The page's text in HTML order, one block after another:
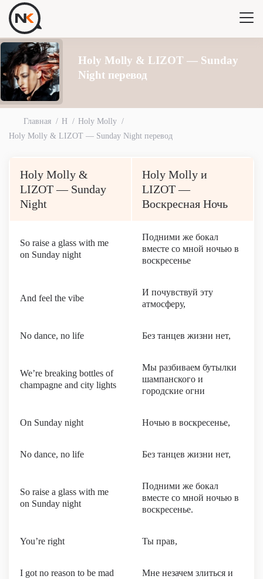
Holy Molly & LIZOT — Sunday
Night перевод
Главная H
Holy Molly
Holy Molly & LIZOT — Sunday Night перевод
Holy Molly &
LIZOT — Sunday
Night
Holy Molly и
LIZOT —
Воскресная Ночь
So raise a glass with me
on Sunday night
Подними же бокал
вместе со мной ночью в
воскресенье
And feel the vibe
И почувствуй эту
атмосферу,
No dance, no life Без танцев жизни нет,
We’re breaking bottles of
champagne and city lights
Мы разбиваем бутылки
шампанского и
городские огни
On Sunday night Ночью в воскресенье,
No dance, no life Без танцев жизни нет,
So raise a glass with me
on Sunday night
Подними же бокал
вместе со мной ночью в
воскресенье.
You’re right Ты прав,
I got no reason to be mad
Мне незачем злиться и